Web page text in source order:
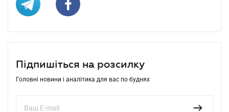
Підпишіться на розсилку
Головні новини і аналітика для вас по буднях